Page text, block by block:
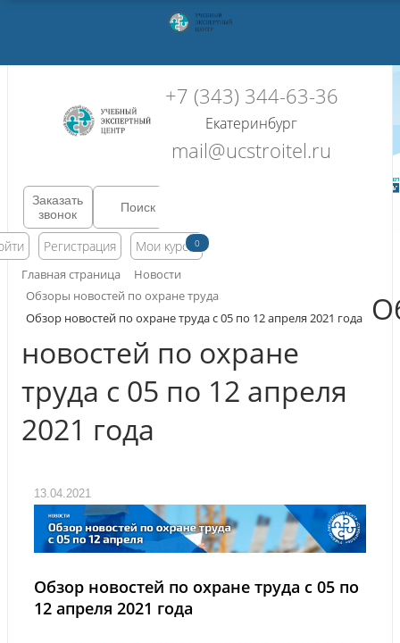
+7 (343) 344-63-36
Екатеринбург
mail@ucstroitel.ru
Заказать
звонок
Регистрация Мои курсы0
Главная страница
Новости
Обзоры новостей по охране труда
Обзор новостей по охране труда с 05 по 12 апреля 2021 года
новостей по охране
труда с 05 по 12 апреля
2021 года
13.04.2021
Обзор новостей по охране труда с 05 по
12 апреля 2021 года